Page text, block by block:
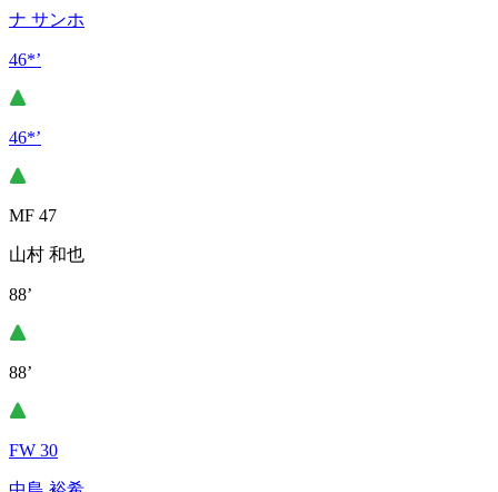
ナ サンホ
46*’
46*’
MF 47
山村 和也
88’
88’
FW 30